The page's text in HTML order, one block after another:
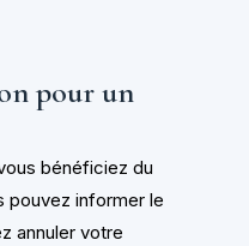
pour un
bénéficiez du
pouvez informer le
annuler votre